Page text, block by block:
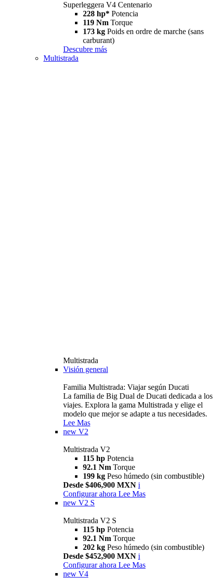
Superleggera V4 Centenario
228 hp* Potencia
119 Nm Torque
173 kg Poids en ordre de marche (sans
carburant)
Descubre más
Multistrada
Multistrada
Visión general
Familia Multistrada: Viajar según Ducati
La familia de Big Dual de Ducati dedicada a los
viajes. Explora la gama Multistrada y elige el
modelo que mejor se adapte a tus necesidades.
Lee Mas
new V2
Multistrada V2
115 hp Potencia
92.1 Nm Torque
199 kg Peso húmedo (sin combustible)
Desde $406,900 MXN i
Configurar ahora Lee Mas
new V2 S
Multistrada V2 S
115 hp Potencia
92.1 Nm Torque
202 kg Peso húmedo (sin combustible)
Desde $452,900 MXN i
Configurar ahora Lee Mas
new V4